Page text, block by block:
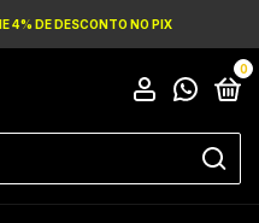
4% DE DESCONTO NO PIX
0